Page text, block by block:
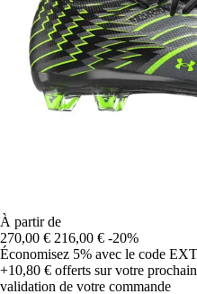
À partir de
270,00 € 216,00 € -20%
Économisez 5% avec le code
+10,80 € offerts sur votre
validation de votre commande